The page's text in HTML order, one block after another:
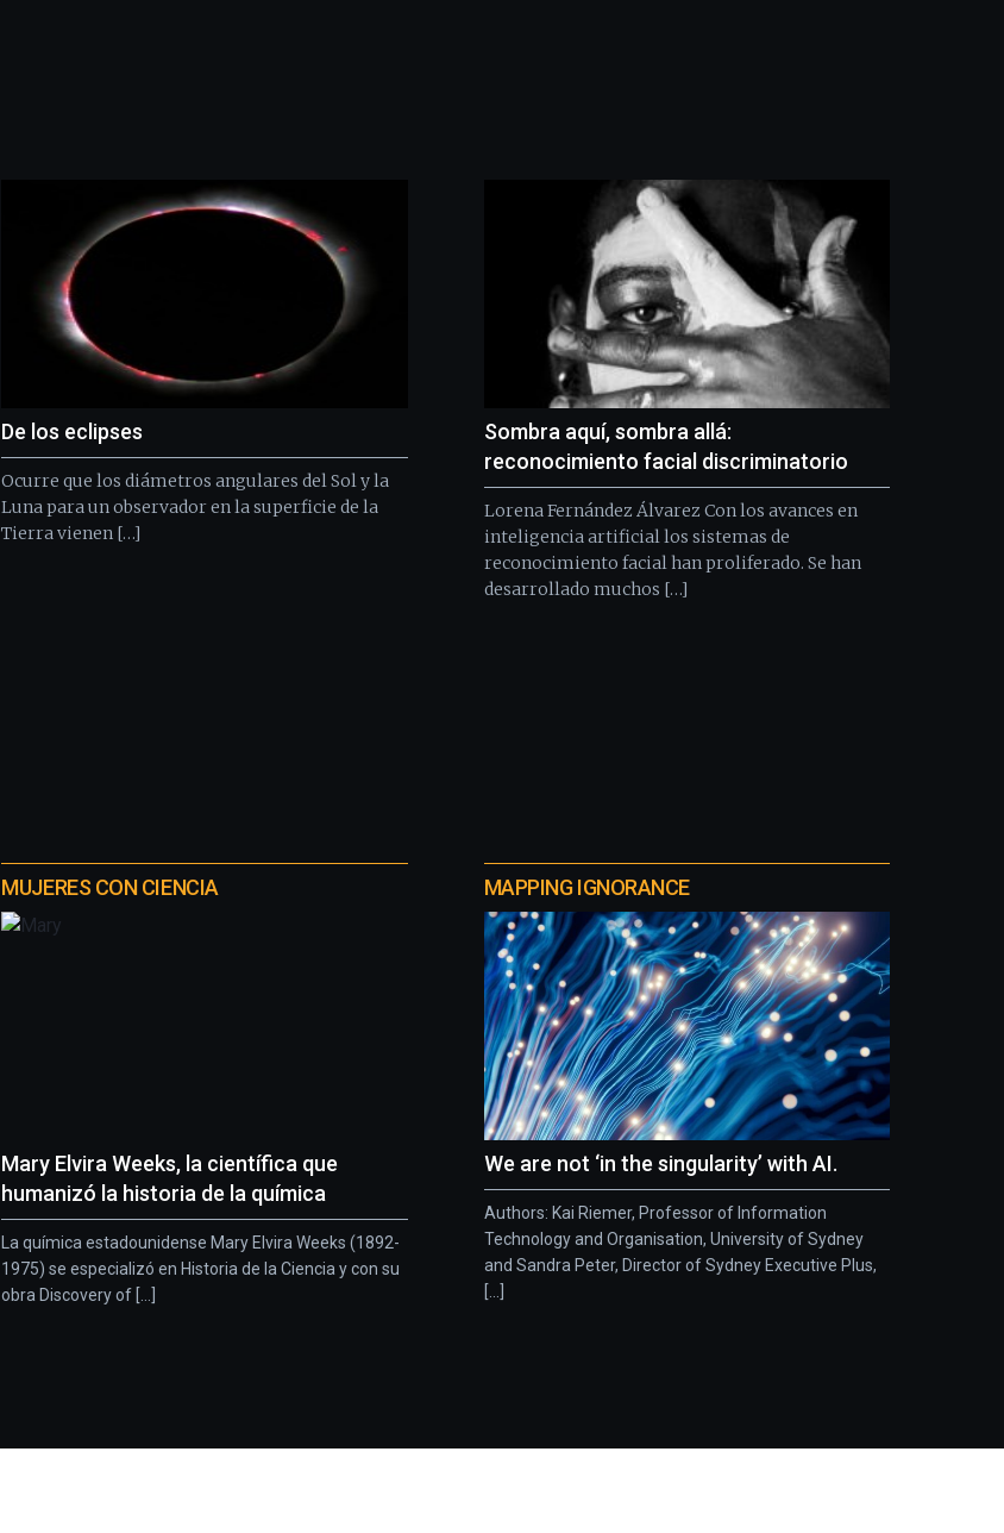
De los eclipses
Ocurre que los diámetros angulares del Sol y la
Luna para un observador en la superficie de la
Tierra vienen […]
Sombra aquí, sombra allá:
reconocimiento facial discriminatorio
Lorena Fernández Álvarez Con los avances en
inteligencia artificial los sistemas de
reconocimiento facial han proliferado. Se han
desarrollado muchos […]
MUJERES CON CIENCIA
Mary Elvira Weeks, la científica que
humanizó la historia de la química
La química estadounidense Mary Elvira Weeks (1892-
1975) se especializó en Historia de la Ciencia y con su
obra Discovery of [...]
MAPPING IGNORANCE
We are not ‘in the singularity’ with AI.
Authors: Kai Riemer, Professor of Information
Technology and Organisation, University of Sydney
and Sandra Peter, Director of Sydney Executive Plus,